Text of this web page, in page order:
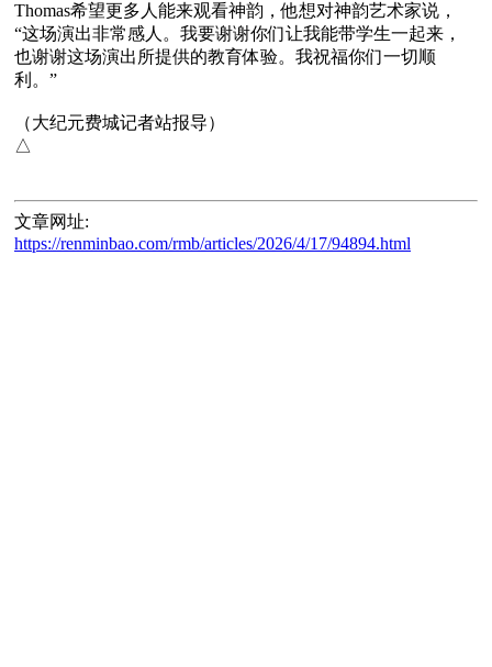
Thomas希望更多人能来观看神韵，他想对神韵艺术家说，
“这场演出非常感人。我要谢谢你们让我能带学生一起来，
也谢谢这场演出所提供的教育体验。我祝福你们一切顺
利。”
（大纪元费城记者站报导）
文章网址:
https://renminbao.com/rmb/articles/2026/4/17/94894.html